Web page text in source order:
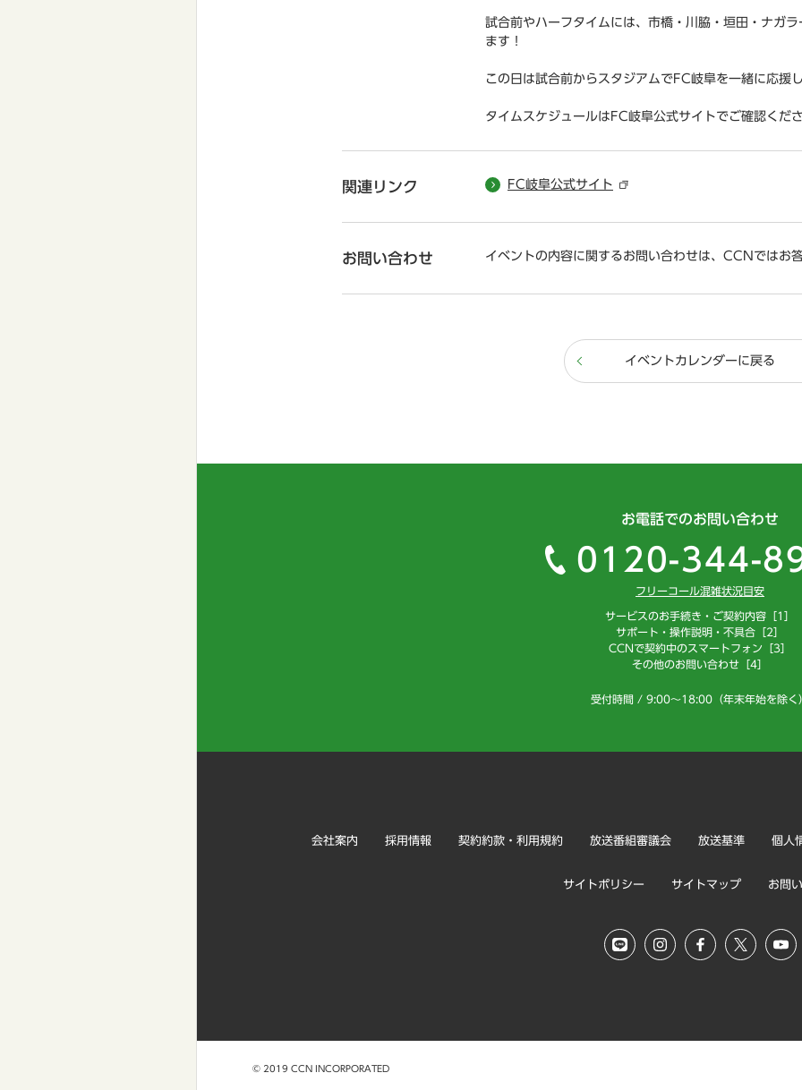
試合前やハーフタイムには、市橋・川脇・垣田・ナガ
ます！
この日は試合前からスタジアムでFC岐阜を一緒に応援
タイムスケジュールはFC岐阜公式サイトでご確認くだ
関連リンク FC岐阜公式サイト
お問い合わせ イベントの内容に関するお問い合わせは、CCNではお
イベントカレンダーに戻る
お電話でのお問い合わせ
0120-344-
フリーコール混雑状況目安
サービスのお手続き・ご契約内容［1］
サポート・操作説明・不具合［2］
CCNで契約中のスマートフォン［3］
その他のお問い合わせ［4］
受付時間 / 9:00～18:00（年末年始を除く
会社案内 採用情報 契約約款・利用規約 放送番組審議会 放送基準 個人
サイトポリシー サイトマップ お問
© 2019 CCN INCORPORATED